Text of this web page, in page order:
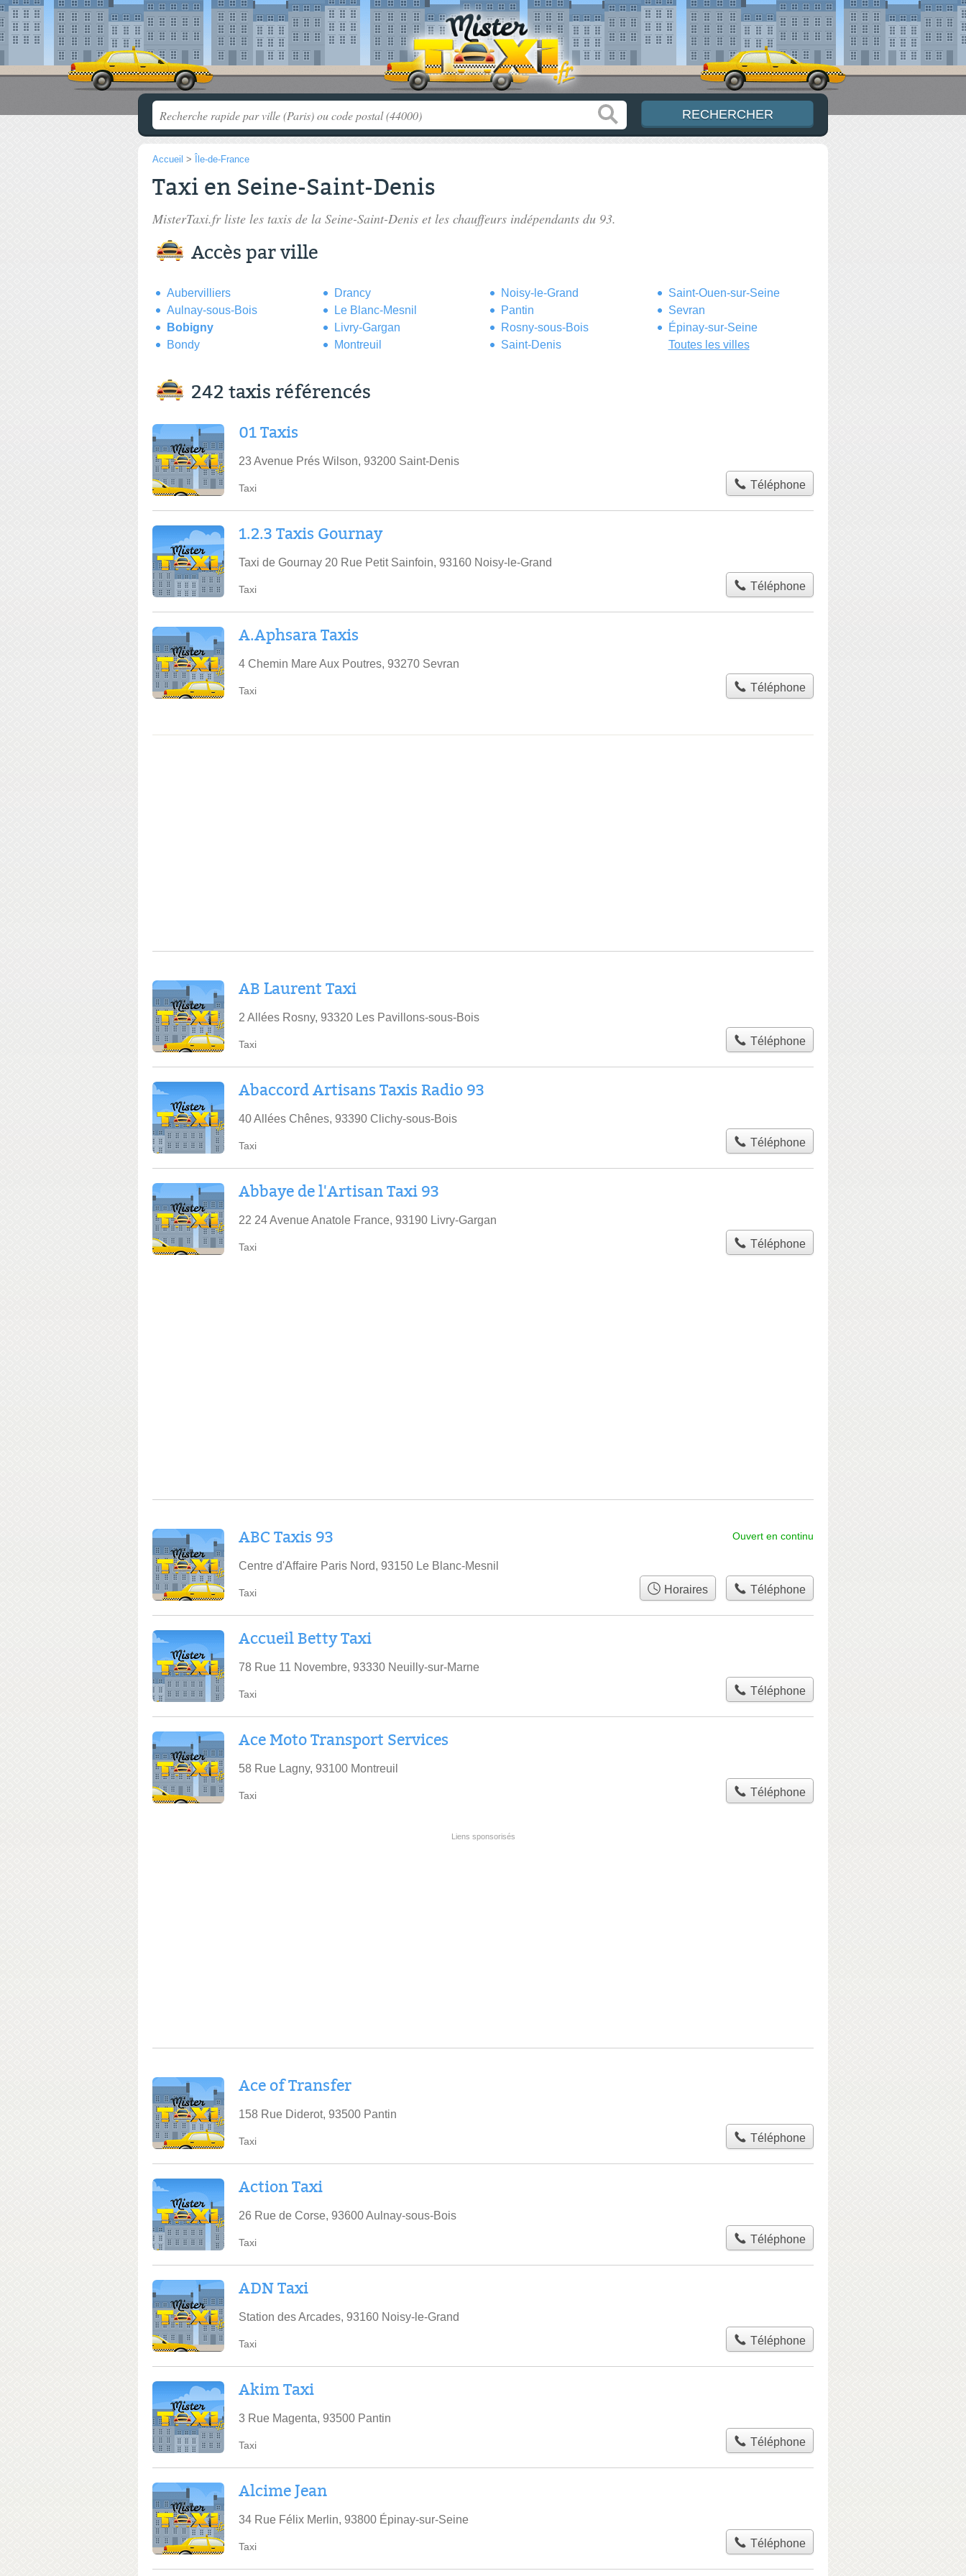
Accueil > Île-de-France
Taxi en Seine-Saint-Denis
MisterTaxi.fr liste les taxis de la Seine-Saint-Denis et les chauffeurs indépendants du 93.
Accès par ville
Aubervilliers
Aulnay-sous-Bois
Bobigny
Bondy
Drancy
Le Blanc-Mesnil
Livry-Gargan
Montreuil
Noisy-le-Grand
Pantin
Rosny-sous-Bois
Saint-Denis
Saint-Ouen-sur-Seine
Sevran
Épinay-sur-Seine
Toutes les villes
242 taxis référencés
01 Taxis
23 Avenue Prés Wilson, 93200 Saint-Denis
Taxi Téléphone
1.2.3 Taxis Gournay
Taxi de Gournay 20 Rue Petit Sainfoin, 93160 Noisy-le-Grand
Taxi Téléphone
A.Aphsara Taxis
4 Chemin Mare Aux Poutres, 93270 Sevran
Taxi Téléphone
AB Laurent Taxi
2 Allées Rosny, 93320 Les Pavillons-sous-Bois
Taxi Téléphone
Abaccord Artisans Taxis Radio 93
40 Allées Chênes, 93390 Clichy-sous-Bois
Taxi Téléphone
Abbaye de l'Artisan Taxi 93
22 24 Avenue Anatole France, 93190 Livry-Gargan
Taxi Téléphone
ABC Taxis 93
Centre d'Affaire Paris Nord, 93150 Le Blanc-Mesnil
Ouvert en continu
Taxi Horaires Téléphone
Accueil Betty Taxi
78 Rue 11 Novembre, 93330 Neuilly-sur-Marne
Taxi Téléphone
Ace Moto Transport Services
58 Rue Lagny, 93100 Montreuil
Taxi Téléphone
Ace of Transfer
158 Rue Diderot, 93500 Pantin
Taxi Téléphone
Action Taxi
26 Rue de Corse, 93600 Aulnay-sous-Bois
Taxi Téléphone
ADN Taxi
Station des Arcades, 93160 Noisy-le-Grand
Taxi Téléphone
Akim Taxi
3 Rue Magenta, 93500 Pantin
Taxi Téléphone
Alcime Jean
34 Rue Félix Merlin, 93800 Épinay-sur-Seine
Taxi Téléphone